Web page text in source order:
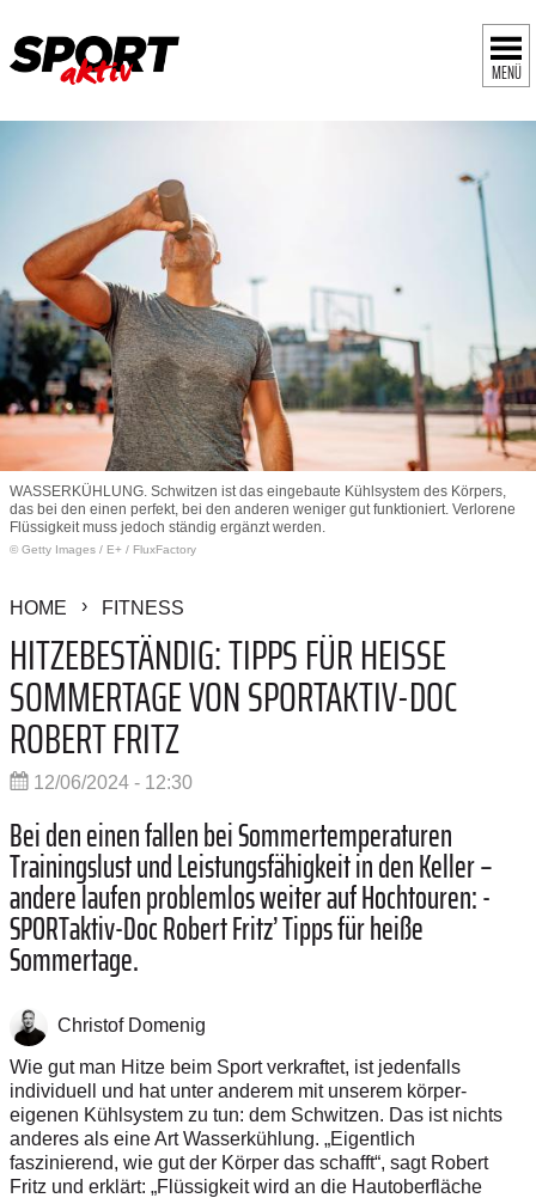
MENÜ
WASSERKÜHLUNG. ­Schwitzen ist das eingebaute Kühlsystem des Körpers,
das bei den einen perfekt, bei den anderen weniger gut funktioniert. Verlorene
Flüssigkeit muss jedoch ständig ergänzt werden.
© Getty Images / E+ / FluxFactory
HOME FITNESS
HITZEBESTÄNDIG: TIPPS FÜR HEISSE S
OMMERTAGE VON SPORTAKTIV-DOC R
OBERT FRITZ
12/06/2024 - 12:30
Bei den einen fallen bei Sommertemperaturen
Trainingslust und Leistungs­fähigkeit in den Keller –
andere laufen problemlos weiter auf Hochtouren: ­
SPORTaktiv-Doc ­Robert Fritz’ Tipps für heiße
Sommertage.
Christof Domenig
Wie gut man Hitze beim Sport verkraftet, ist jedenfalls
individuell und hat unter anderem mit unserem körper­
eigenen Kühlsystem zu tun: dem Schwitzen. Das ist nichts
anderes als eine Art Wasserkühlung. „Eigentlich
faszinierend, wie gut der Körper das schafft“, sagt Robert
Fritz und erklärt: „Flüssigkeit wird an die Hautoberfläche